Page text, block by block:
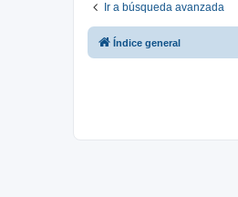
Ir a búsqueda avanzada
Índice general